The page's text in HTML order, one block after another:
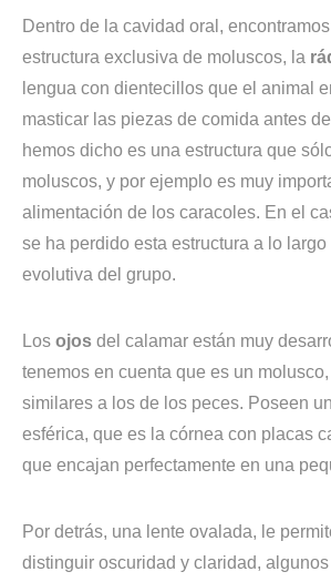
Dentro de la cavidad oral,
estructura exclusiva de moluscos, la
lengua con dientecillos que el animal
masticar las piezas de comida antes
hemos dicho es una estructura que
moluscos, y por ejemplo es muy
alimentación de los caracoles. En el
se ha perdido esta estructura a lo
evolutiva del grupo.
Los ojos del calamar están muy
tenemos en cuenta que es un
similares a los de los peces. Poseen
esférica, que es la córnea con placas
que encajan perfectamente en una
Por detrás, una lente ovalada, le
distinguir oscuridad y claridad,